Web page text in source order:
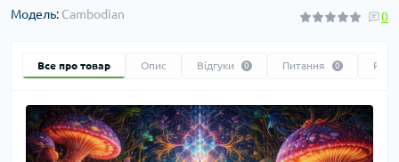
Модель: Cambodian 0
Все про товар Опис Відгуки 0 Питання 0